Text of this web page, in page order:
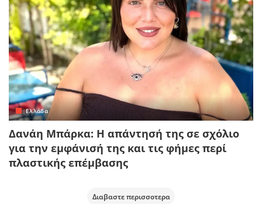
Ελλάδα
Δανάη Μπάρκα: Η απάντησή της σε σχόλιο
για την εμφάνισή της και τις φήμες περί
πλαστικής επέμβασης
Διαβαστε περισσοτερα